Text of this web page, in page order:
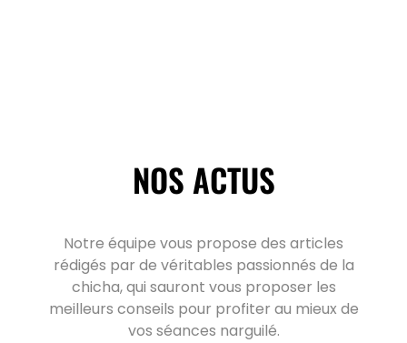
NOS ACTUS
Notre équipe vous propose des articles
rédigés par de véritables passionnés de la
chicha, qui sauront vous proposer les
meilleurs conseils pour profiter au mieux de
vos séances narguilé.